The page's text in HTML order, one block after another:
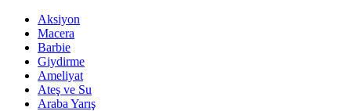
Aksiyon
Macera
Barbie
Giydirme
Ameliyat
Ateş ve Su
Araba Yarış